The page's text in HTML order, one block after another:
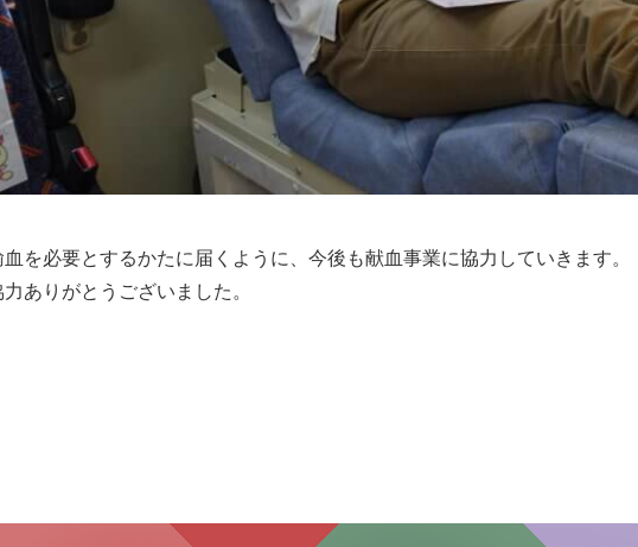
を必要とするかたに届くように、今後も献血事業に協力していきます。
ありがとうございました。